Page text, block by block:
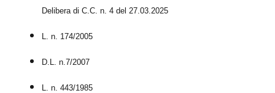
Delibera di C.C. n. 4 del 27.03.2025
L. n. 174/2005
D.L. n.7/2007
L. n. 443/1985